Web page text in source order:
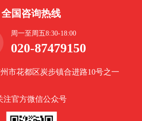
全国咨询热线
周一至周五8:30-18:00
020-87479150
市花都区炭步镇合进路10号之一
注官方微信公众号